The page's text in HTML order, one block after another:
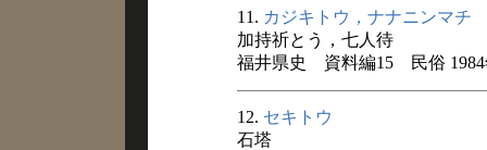
11. カジキトウ，ナナニンマチ
加持祈とう，七人待
福井県史 資料編15 民俗 1984
12. セキトウ
石塔